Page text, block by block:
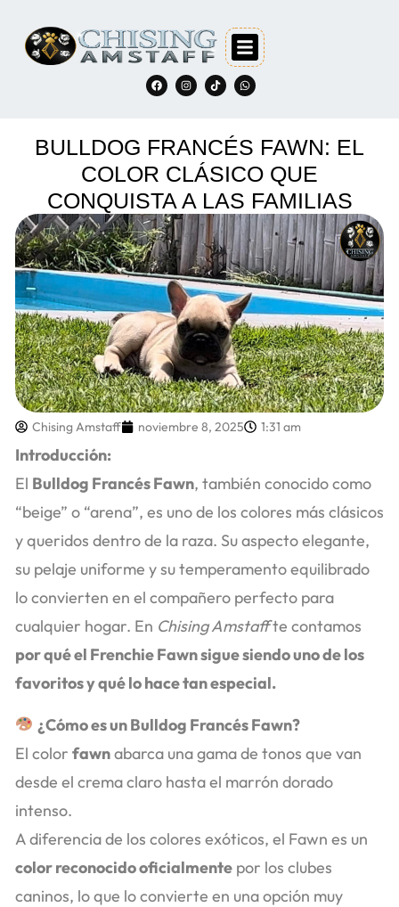
BULLDOG FRANCÉS FAWN: EL
COLOR CLÁSICO QUE
CONQUISTA A LAS FAMILIAS
Chising Amstaff noviembre 8, 2025 1:31 am
Introducción:
El Bulldog Francés Fawn, también conocido como
“beige” o “arena”, es uno de los colores más clásicos
y queridos dentro de la raza. Su aspecto elegante,
su pelaje uniforme y su temperamento equilibrado
lo convierten en el compañero perfecto para
cualquier hogar. En Chising Amstaffte contamos
por qué el Frenchie Fawn sigue siendo uno de los
favoritos y qué lo hace tan especial.
¿Cómo es un Bulldog Francés Fawn?
El color fawnabarca una gama de tonos que van
desde el crema claro hasta el marrón dorado
intenso.
A diferencia de los colores exóticos, el Fawn es un
color reconocido oficialmente por los clubes
caninos, lo que lo convierte en una opción muy